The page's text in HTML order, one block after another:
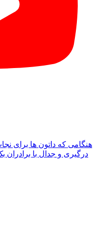
هنگامی که داتون ها برای
درگیری و جدال با